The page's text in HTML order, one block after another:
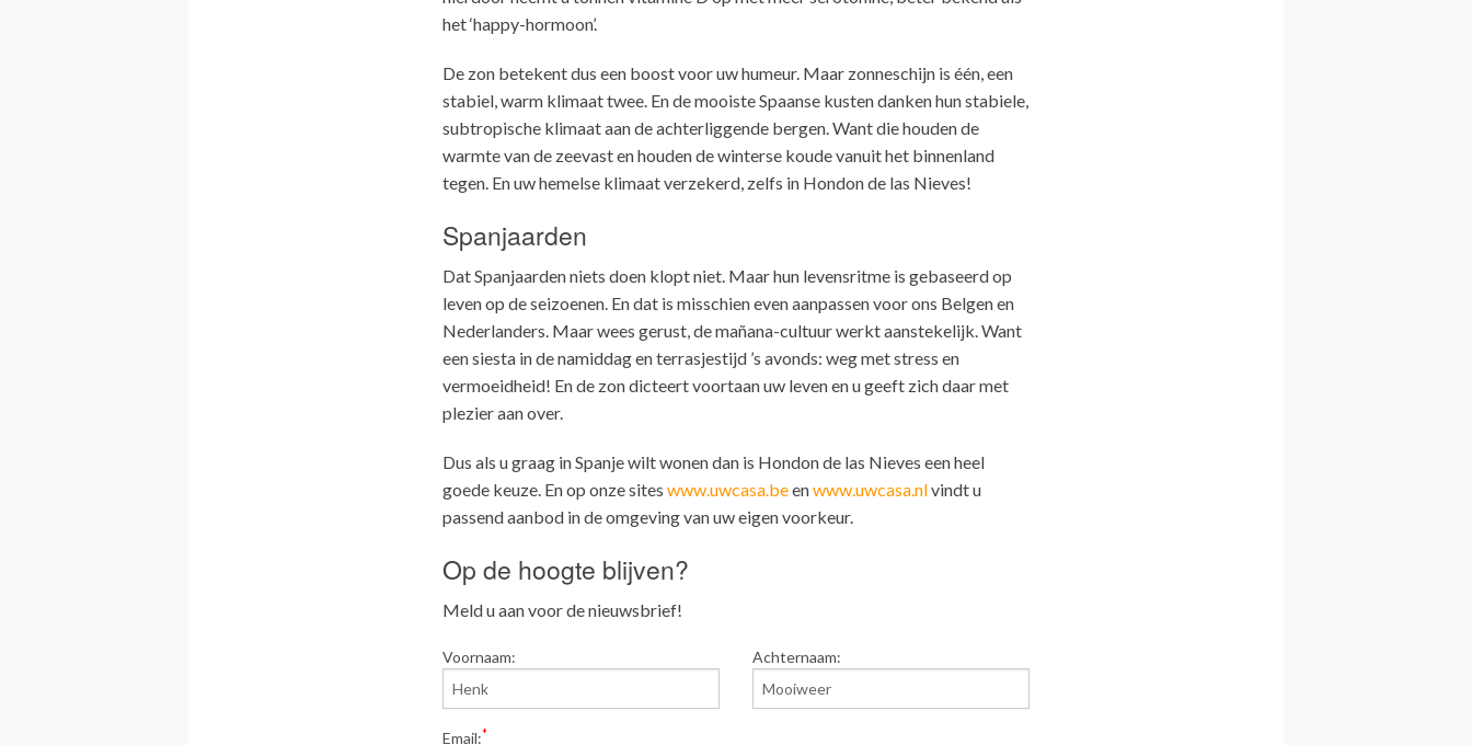
het ‘happy-hormoon’.
De zon betekent dus een boost voor uw humeur. Maar zonneschijn is één, een
stabiel, warm klimaat twee. En de mooiste Spaanse kusten danken hun stabiele,
subtropische klimaat aan de achterliggende bergen. Want die houden de
warmte van de zeevast en houden de winterse koude vanuit het binnenland
tegen. En uw hemelse klimaat verzekerd, zelfs in Hondon de las Nieves!
Spanjaarden
Dat Spanjaarden niets doen klopt niet. Maar hun levensritme is gebaseerd op
leven op de seizoenen. En dat is misschien even aanpassen voor ons Belgen en
Nederlanders. Maar wees gerust, de mañana-cultuur werkt aanstekelijk. Want
een siesta in de namiddag en terrasjestijd ’s avonds: weg met stress en
vermoeidheid! En de zon dicteert voortaan uw leven en u geeft zich daar met
plezier aan over.
Dus als u graag in Spanje wilt wonen dan is Hondon de las Nieves een heel
goede keuze. En op onze sites www.uwcasa.beenwww.uwcasa.nlvindt u
passend aanbod in de omgeving van uw eigen voorkeur.
Op de hoogte blijven?
Meld u aan voor de nieuwsbrief!
Voornaam: Achternaam:
Email:*